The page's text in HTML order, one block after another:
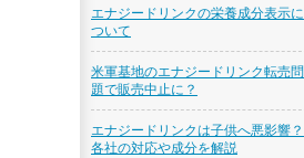
エナジードリンクの栄養成分表示に
ついて
米軍基地のエナジードリンク転売問
題で販売中止に？
エナジードリンクは子供へ悪影響？
各社の対応や成分を解説